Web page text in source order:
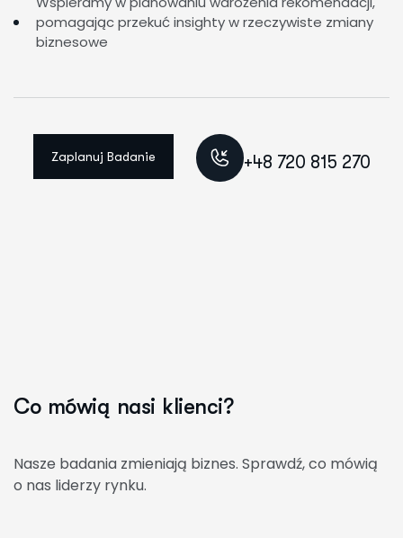
pomagając przekuć insighty w rzeczywiste zmiany
biznesowe
Zaplanuj Badanie +48 720 815 270
Co mówią nasi k ienci?
Nasze badania zmieniają biznes. Sprawdź, co mówią
o nas liderzy rynku.